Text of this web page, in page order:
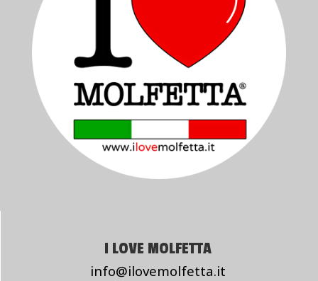
I LOVE MOLFETTA
info@ilovemolfetta.it